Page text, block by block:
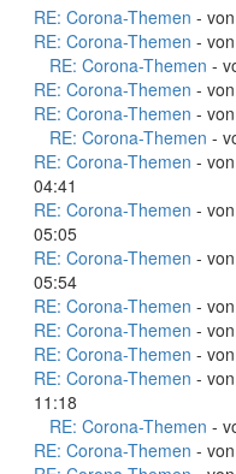
RE: Corona-Themen - von
RE: Corona-Themen - von
RE: Corona-Themen -
RE: Corona-Themen - von
RE: Corona-Themen - von
RE: Corona-Themen -
RE: Corona-Themen -
04:41
RE: Corona-Themen -
05:05
RE: Corona-Themen -
05:54
RE: Corona-Themen - von
RE: Corona-Themen - von
RE: Corona-Themen - von
RE: Corona-Themen -
11:18
RE: Corona-Themen -
RE: Corona-Themen - von